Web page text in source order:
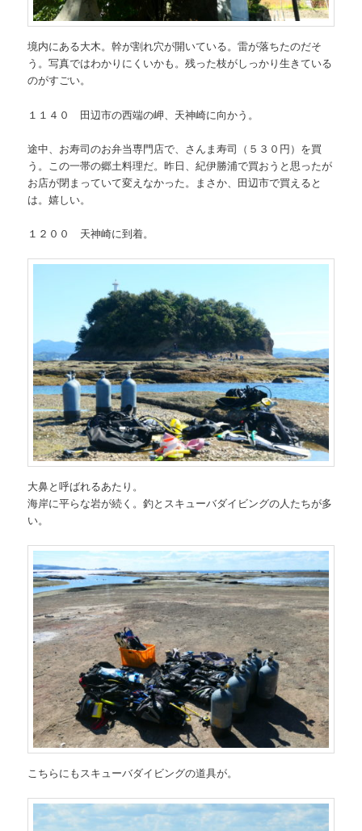
境内にある大木。幹が割れ穴が開いている。雷が落ちたのだそ
う。写真ではわかりにくいかも。残った枝がしっかり生きている
のがすごい。
１１４０ 田辺市の西端の岬、天神崎に向かう。
途中、お寿司のお弁当専門店で、さんま寿司（５３０円）を買
う。この一帯の郷土料理だ。昨日、紀伊勝浦で買おうと思ったが
お店が閉まっていて変えなかった。まさか、田辺市で買えると
は。嬉しい。
１２００ 天神崎に到着。
大鼻と呼ばれるあたり。
海岸に平らな岩が続く。釣とスキューバダイビングの人たちが多
い。
こちらにもスキューバダイビングの道具が。